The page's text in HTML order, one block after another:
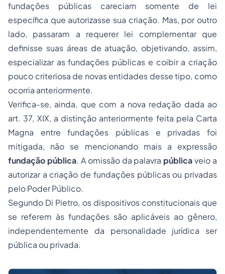
fundações públicas careciam somente de lei
específica que autorizasse sua criação. Mas, por outro
lado, passaram a requerer lei complementar que
definisse suas áreas de atuação, objetivando, assim,
especializar as fundações públicas e coibir a criação
pouco criteriosa de novas entidades desse tipo, como
ocorria anteriormente.
Verifica-se, ainda, que com a nova redação dada ao
art. 37, XIX, a distinção anteriormente feita pela Carta
Magna entre fundações públicas e privadas foi
mitigada, não se mencionando mais a expressão
fundação pública. A omissão da palavra públicaveio a
autorizar a criação de fundações públicas ou privadas
pelo Poder Público.
Segundo Di Pietro, os dispositivos constitucionais que
se referem às fundações são aplicáveis ao gênero,
independentemente da personalidade jurídica ser
pública ou privada.